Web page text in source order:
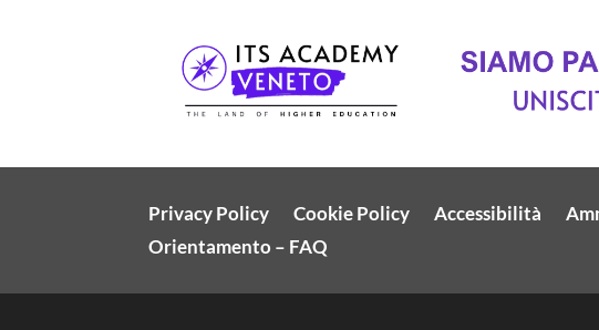
Privacy Policy Cookie Policy Accessibilità
Orientamento – FAQ